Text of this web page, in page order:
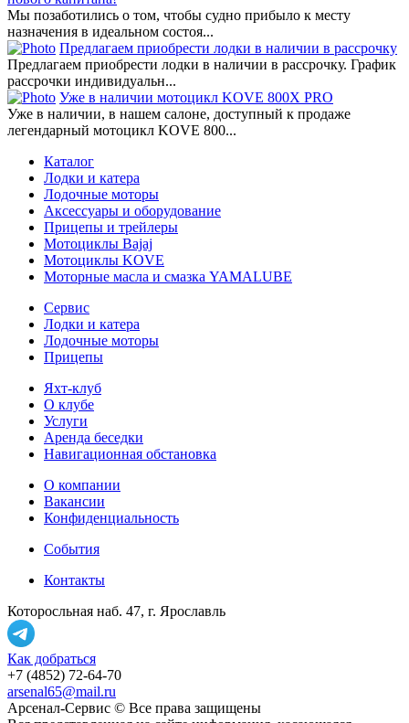
Мы позаботились о том, чтобы судно прибыло к месту
назначения в идеальном состоя...
Предлагаем приобрести лодки в наличии в рассрочку
Предлагаем приобрести лодки в наличии в рассрочку. График
рассрочки индивидуальн...
Уже в наличии мотоцикл KOVE 800X PRO
Уже в наличии, в нашем салоне, доступный к продаже
легендарный мотоцикл KOVE 800...
Каталог
Лодки и катера
Лодочные моторы
Аксессуары и оборудование
Прицепы и трейлеры
Мотоциклы Bajaj
Мотоциклы KOVE
Моторные масла и смазка YAMALUBE
Сервис
Лодки и катера
Лодочные моторы
Прицепы
Яхт-клуб
О клубе
Услуги
Аренда беседки
Навигационная обстановка
О компании
Вакансии
Конфиденциальность
События
Контакты
Которосльная наб. 47, г. Ярославль
Как добраться
+7 (4852) 72-64-70
arsenal65@mail.ru
Aрсенал-Сервис © Все права защищены